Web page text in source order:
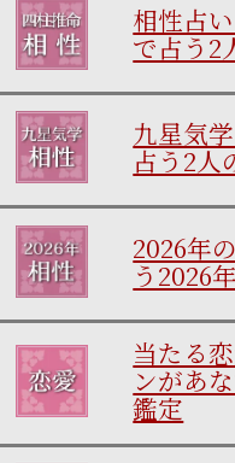
相性占
で占う2
九星気
占う2人
2026年
う2026
当たる
ンがあ
鑑定